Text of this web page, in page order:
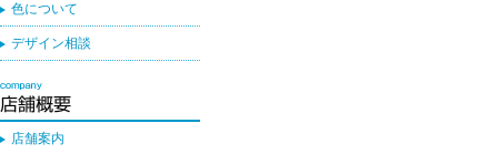
色について
デザイン相談
店舗案内